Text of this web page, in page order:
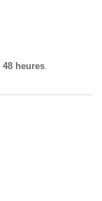
48 heures.